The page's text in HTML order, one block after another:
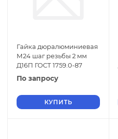
Гайка дюралюминиевая
М24 шаг резьбы 2 мм
Д16П ГОСТ 1759.0-87
По запросу
КУПИТЬ